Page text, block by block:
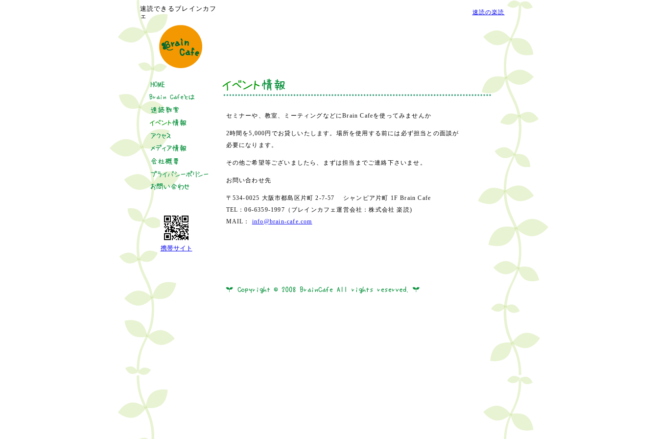
速読できるブレインカフ
ェ
速読の楽読
携帯サイト
セミナーや、教室、ミーティングなどにBrain Cafeを使ってみませんか
2時間を5,000円でお貸しいたします。場所を使用する前には必ず担当との面談が
必要になります。
その他ご希望等ございましたら、まずは担当までご連絡下さいませ。
お問い合わせ先
〒534-0025 大阪市都島区片町 2-7-57 シャンピア片町 1F Brain Cafe
TEL：06-6359-1997（ブレインカフェ運営会社：株式会社 楽読)
MAIL： info@brain-cafe.com